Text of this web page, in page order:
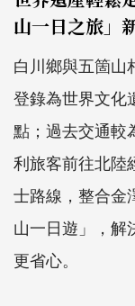
山一日之旅」
白川鄉與五箇山
登錄為世界文化
點；過去交通較
利旅客前往北陸
士路線，整合金
山一日遊」，解
更省心。